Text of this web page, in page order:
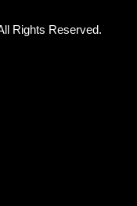
Rights Reserved.